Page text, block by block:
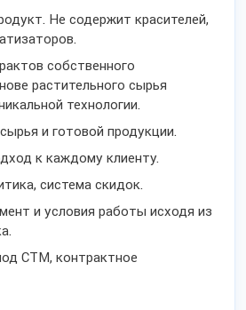
Не содержит красителей,
собственного
растительного сырья
технологии.
и готовой продукции.
к каждому клиенту.
система скидок.
и условия работы исходя из
СТМ, контрактное